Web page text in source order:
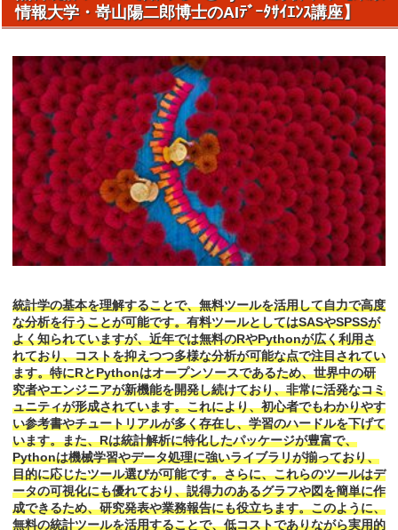
情報大学・嵜山陽二郎博士のAIﾃﾞｰﾀｻｲｴﾝｽ講座】
統計学の基本を理解することで、無料ツールを活用して自力で高度
な分析を行うことが可能です。有料ツールとしてはSASやSPSSが
よく知られていますが、近年では無料のRやPythonが広く利用さ
れており、コストを抑えつつ多様な分析が可能な点で注目されてい
ます。特にRとPythonはオープンソースであるため、世界中の研
究者やエンジニアが新機能を開発し続けており、非常に活発なコミ
ュニティが形成されています。これにより、初心者でもわかりやす
い参考書やチュートリアルが多く存在し、学習のハードルを下げて
います。また、Rは統計解析に特化したパッケージが豊富で、
Pythonは機械学習やデータ処理に強いライブラリが揃っており、
目的に応じたツール選びが可能です。さらに、これらのツールはデ
ータの可視化にも優れており、説得力のあるグラフや図を簡単に作
成できるため、研究発表や業務報告にも役立ちます。このように、
無料の統計ツールを活用することで、低コストでありながら実用的